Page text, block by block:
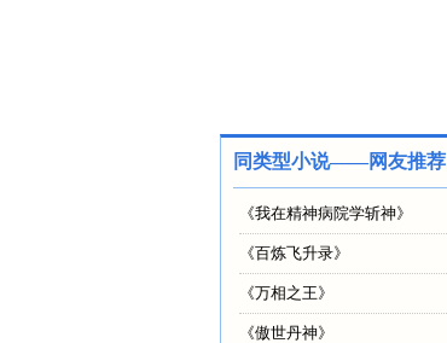
同类型小说——网友推荐
《我在精神病院学斩神》
《百炼飞升录》
《万相之王》
《傲世丹神》